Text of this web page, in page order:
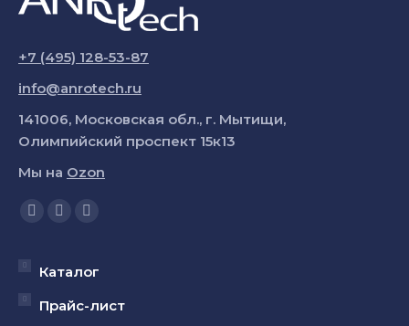
+7 (495) 128-53-87
info@anrotech.ru
141006, Московская обл., г. Мытищи,
Олимпийский проспект 15к13
Мы на Ozon
Ищите нас:
Страница
открывается
новом
Страница
открывается
новом
Страница
открывается
новом
Каталог
Прайс-лист